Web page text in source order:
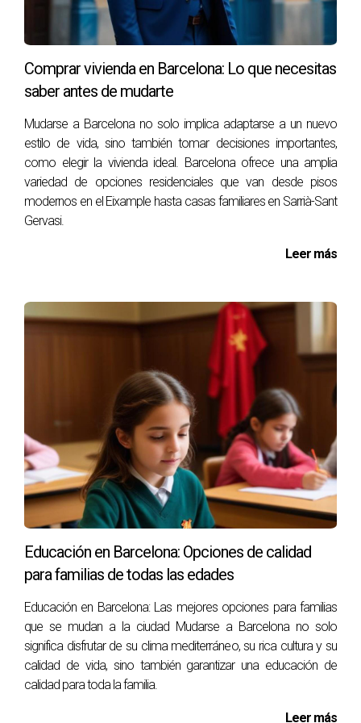
Ventajas de la gastronomía de Barcelona para
nuevos residentes
Para quienes se mudan a la ciudad, disfrutar de la
gastronomía de Barcelona tiene múltiples beneficios:
Acceso a productos frescos y locales: Perfecto
para quienes valoran una alimentación saludable.
Diversidad culinaria:Desde platos tradicionales
hasta cocina internacional innovadora.
Ambiente social:Los mercados y restaurantes son
puntos de encuentro ideales para conocer la cultura
Barcelona
Visita los mercados locales: Son una excelente
manera de conocer los productos frescos y la vida
cotidiana de los barceloneses.
Explora más allá de los lugares turísticos:
como Sant Andreu o Poble-sec esconden
verdaderas joyas gastronómicas.
Reserva con antelación:Algunos restaurantes
populares requieren reserva previa, especialmente
los que tienen estrellas Michelin.
Conclusión
La gastronomía y los mercados de Barcelona son una
parte esencial de su identidad cultural. Vivir en esta ciudad
recetas tradicionales y una oferta culinaria que combina lo
mejor de la cocina local e internacional.
Mudarse a Barcelona no solo te abrirá las puertas a nuevos
Comprar vivienda en Barcelona: Lo que necesitas
saber antes de mudarte
Mudarse a Barcelona no solo implica adaptarse a un nuevo
estilo de vida, sino también tomar decisiones importantes,
como elegir la vivienda ideal. Barcelona ofrece una amplia
variedad de opciones residenciales que van desde pisos
modernos en el Eixample hasta casas familiares en Sarrià-Sant
Gervasi.
Leer más
Educación en Barcelona: Opciones de calidad
para familias de todas las edades
Educación en Barcelona: Las mejores opciones para familias
que se mudan a la ciudad Mudarse a Barcelona no solo
significa disfrutar de su clima mediterráneo, su rica cultura y su
calidad de vida, sino también garantizar una educación de
calidad para toda la familia.
Leer más